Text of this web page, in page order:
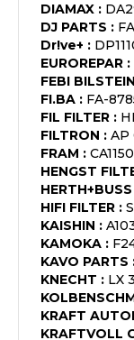
DIAMAX :
DJ PARTS :
Dr!ve+ :
EUROREPAR :
FEBI BILSTEIN
FI.BA : FA-
FIL FILTER :
FILTRON : AP
FRAM :
HENGST
HIFI FILTER :
KAISHIN :
KAMOKA :
KAVO PARTS
KNECHT : LX
KRAFT
KRAFTVOLL